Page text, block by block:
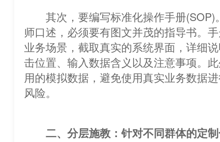
其次，要编写标准化操作手册(SOP)
师口述，必须要有图文并茂的指导书。
业务场景，截取真实的系统界面，详
击位置、输入数据含义以及注意事项。
用的模拟数据，避免使用真实业务数
风险。
二、分层施教：针对不同群体的定